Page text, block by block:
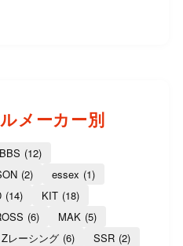
メーカー別
BBS (12)
(2) essex (1)
(14) KIT (18)
(6) MAK (5)
レーシング (6) SSR (2)